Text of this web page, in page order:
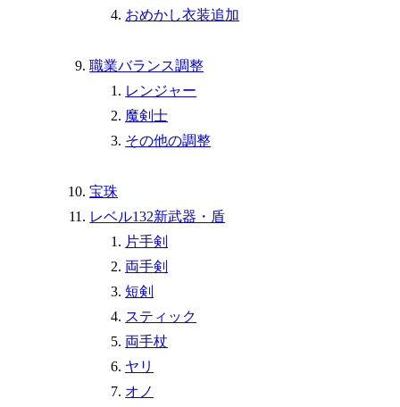
おめかし衣装追加
職業バランス調整
レンジャー
魔剣士
その他の調整
宝珠
レベル132新武器・盾
片手剣
両手剣
短剣
スティック
両手杖
ヤリ
オノ